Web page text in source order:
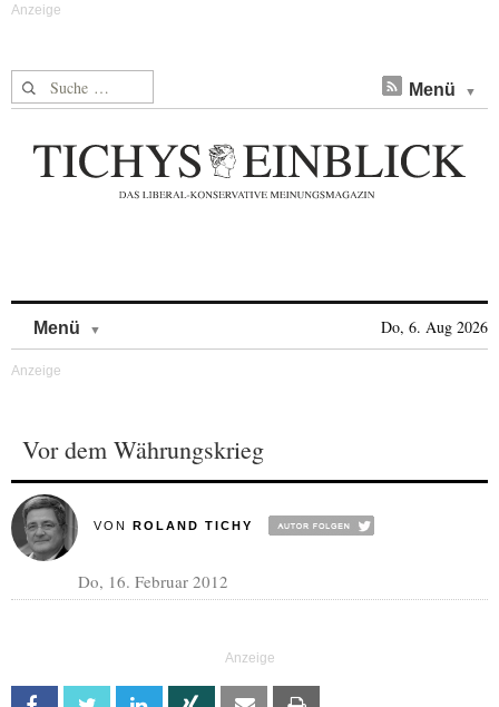
Suche nach: Menü
Menü Do, 6. Aug 2026
Vor dem Währungskrieg
VON ROLAND TICHY
Do, 16. Februar 2012